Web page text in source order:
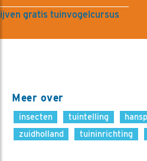
gratis tuinvogelcursus
Meer over
insecten tuintelling
zuidholland
tuininrichting